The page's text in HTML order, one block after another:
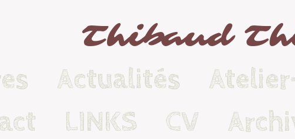
Thibaud
Actualités
LINKS CV